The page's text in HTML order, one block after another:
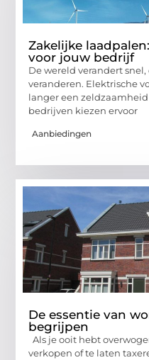
Zakelijke
voor jouw bedrijf
De wereld verandert
veranderen. Elektrische
langer een
bedrijven kiezen ervoor
Aanbiedingen
De essentie van
begrijpen
Als je ooit hebt
verkopen of te laten